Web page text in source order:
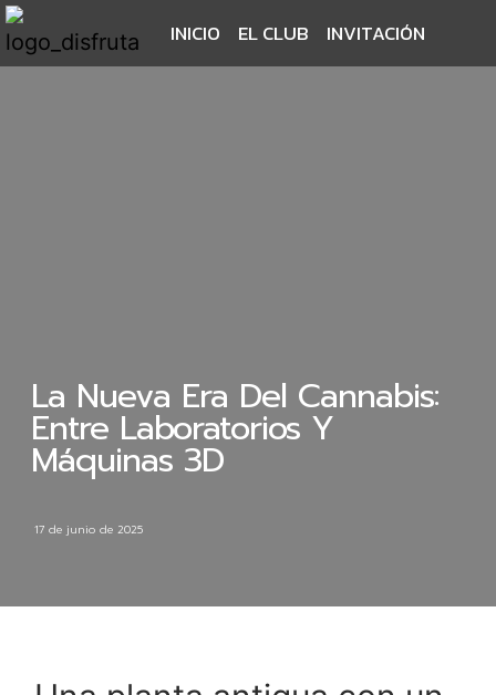
INICIO EL CLUB INVITACIÓN
La Nueva Era Del Cannabis:
Entre Laboratorios Y
Máquinas 3D
17 de junio de 2025